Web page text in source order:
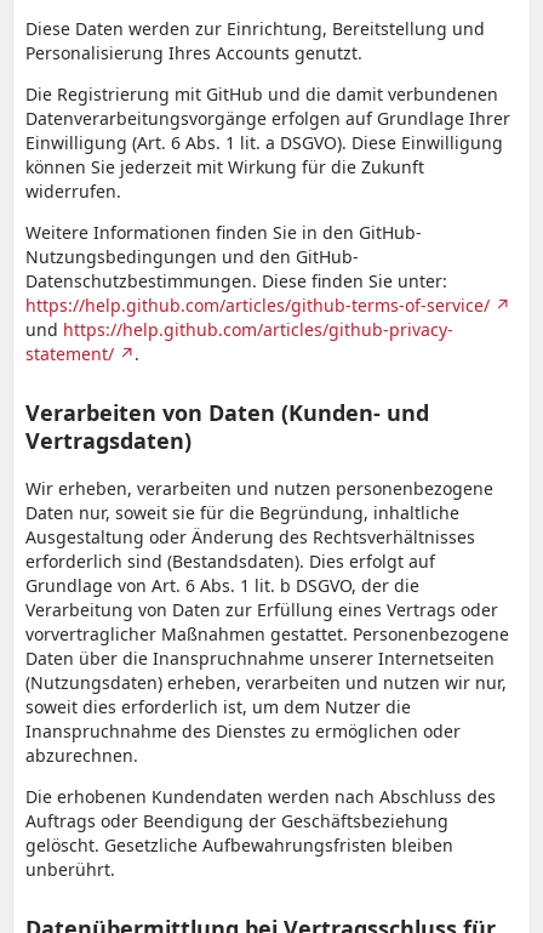
Diese Daten werden zur Einrichtung, Bereitstellung und
Personalisierung Ihres Accounts genutzt.
Die Registrierung mit GitHub und die damit verbundenen
Datenverarbeitungsvorgänge erfolgen auf Grundlage Ihrer
Einwilligung (Art. 6 Abs. 1 lit. a DSGVO). Diese Einwilligung
können Sie jederzeit mit Wirkung für die Zukunft
widerrufen.
Weitere Informationen finden Sie in den GitHub-
Nutzungsbedingungen und den GitHub-
Datenschutzbestimmungen. Diese finden Sie unter:
https://help.github.com/articles/github-terms-of-service/
und https://help.github.com/articles/github-privacy-
statement/
.
Verarbeiten von Daten (Kunden- und
Vertragsdaten)
Wir erheben, verarbeiten und nutzen personenbezogene
Daten nur, soweit sie für die Begründung, inhaltliche
Ausgestaltung oder Änderung des Rechtsverhältnisses
erforderlich sind (Bestandsdaten). Dies erfolgt auf
Grundlage von Art. 6 Abs. 1 lit. b DSGVO, der die
Verarbeitung von Daten zur Erfüllung eines Vertrags oder
vorvertraglicher Maßnahmen gestattet. Personenbezogene
Daten über die Inanspruchnahme unserer Internetseiten
(Nutzungsdaten) erheben, verarbeiten und nutzen wir nur,
soweit dies erforderlich ist, um dem Nutzer die
Inanspruchnahme des Dienstes zu ermöglichen oder
abzurechnen.
Die erhobenen Kundendaten werden nach Abschluss des
Auftrags oder Beendigung der Geschäftsbeziehung
gelöscht. Gesetzliche Aufbewahrungsfristen bleiben
unberührt.